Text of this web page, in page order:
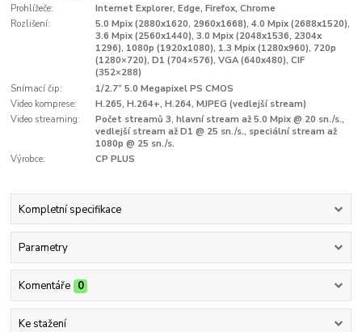
Prohlížeče:
Internet Explorer, Edge, Firefox, Chrome
Rozlišení:
5.0 Mpix (2880x1620, 2960x1668), 4.0 Mpix (2688x1520),
3.6 Mpix (2560x1440), 3.0 Mpix (2048x1536, 2304x
1296), 1080p (1920x1080), 1.3 Mpix (1280x960), 720p
(1280×720), D1 (704×576), VGA (640x480), CIF
(352×288)
Snímací čip:
1/2.7” 5.0 Megapixel PS CMOS
Video komprese:
H.265, H.264+, H.264, MJPEG (vedlejší stream)
Video streaming:
Počet streamů 3, hlavní stream až 5.0 Mpix @ 20 sn./s.,
vedlejší stream až D1 @ 25 sn./s., speciální stream až
1080p @ 25 sn./s.
Výrobce:
CP PLUS
Kompletní specifikace
Parametry
Komentáře 0
Ke stažení